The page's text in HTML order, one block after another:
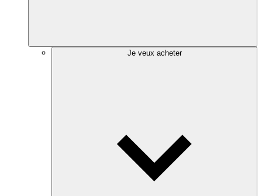
Je veux acheter